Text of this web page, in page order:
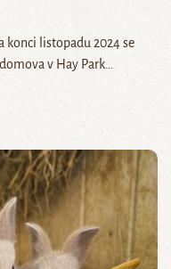
konci listopadu 2024 se
v Hay Park…